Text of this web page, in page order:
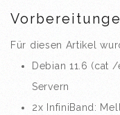
Für diesen Artikel
Debian 11.6 (cat
Servern
2x InfiniBand: